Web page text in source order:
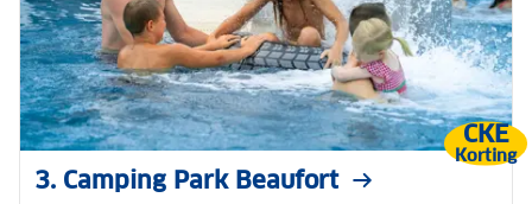
CKE
Korting
3. Camping Park Beaufort